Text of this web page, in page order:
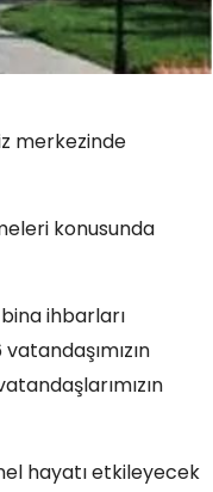
merkezinde
konusunda
ihbarları
hayatı etkileyecek